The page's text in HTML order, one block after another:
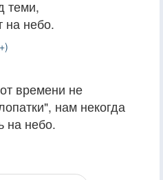
теми,
на небо.
времени не
нам некогда
на небо.